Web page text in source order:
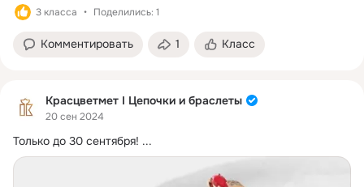
3 класса Поделились: 1
Комментировать 1 Класс
Красцветмет I Цепочки и браслеты
20 сен 2024
Только до 30 сентября! ...